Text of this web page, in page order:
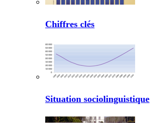
Chiffres clés
Situation sociolinguistique